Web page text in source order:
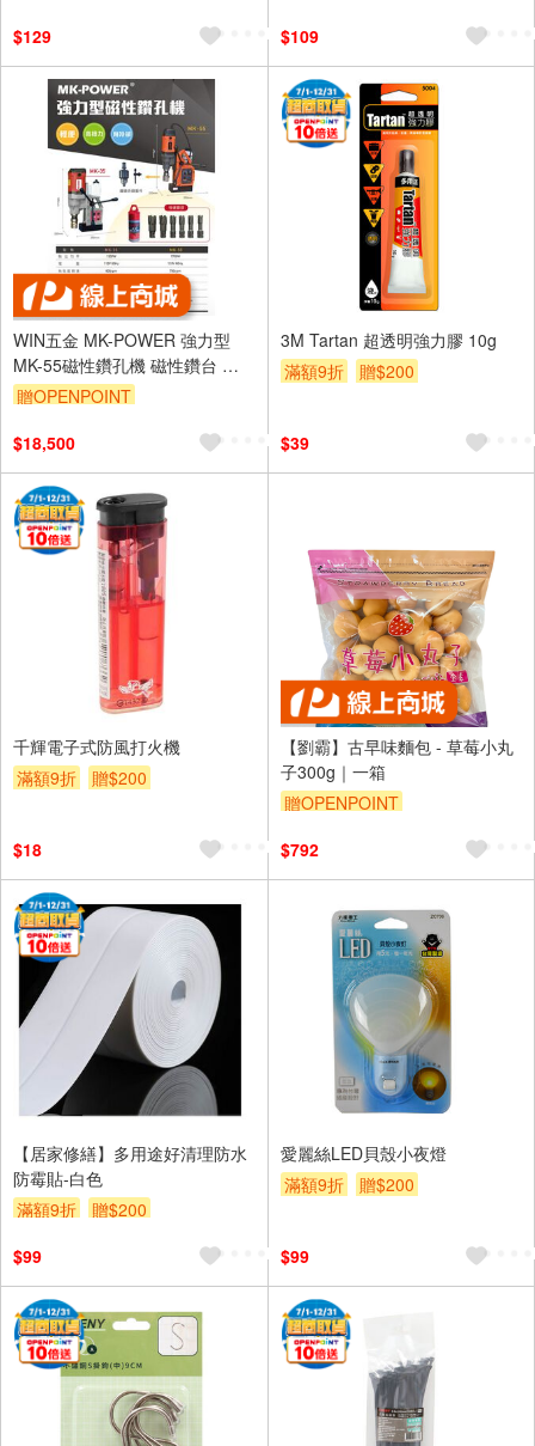
$129
$109
WIN五金 MK-POWER 強力型
MK-55磁性鑽孔機 磁性鑽台 電
鑽 鋼構鑽台 開孔機 鑽台 磁性鑽
贈OPENPOINT
$18,500
3M Tartan 超透明強力膠 10g
滿額9折
贈$200
$39
千輝電子式防風打火機
滿額9折
贈$200
$18
【劉霸】古早味麵包 - 草莓小丸
子300g｜一箱
贈OPENPOINT
$792
【居家修繕】多用途好清理防水
防霉貼-白色
滿額9折
贈$200
$99
愛麗絲LED貝殼小夜燈
滿額9折
贈$200
$99